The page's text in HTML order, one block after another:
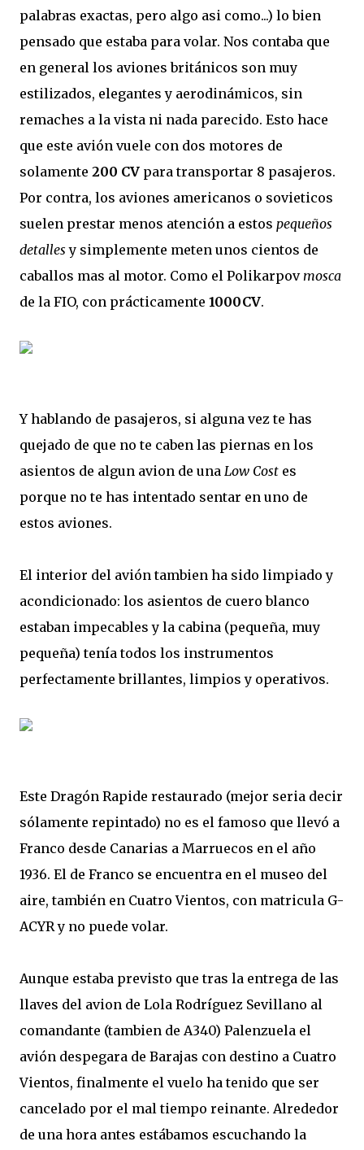
palabras exactas, pero algo asi como...) lo bien
pensado que estaba para volar. Nos contaba que
en general los aviones británicos son muy
estilizados, elegantes y aerodinámicos, sin
remaches a la vista ni nada parecido. Esto hace
que este avión vuele con dos motores de
solamente 200 CV para transportar 8 pasajeros.
Por contra, los aviones americanos o sovieticos
suelen prestar menos atención a estos pequeños
detalles y simplemente meten unos cientos de
caballos mas al motor. Como el Polikarpovmosca
de la FIO, con prácticamente 1000CV.
Y hablando de pasajeros, si alguna vez te has
quejado de que no te caben las piernas en los
asientos de algun avion de una Low Cost es
porque no te has intentado sentar en uno de
estos aviones.
El interior del avión tambien ha sido limpiado y
acondicionado: los asientos de cuero blanco
estaban impecables y la cabina (pequeña, muy
pequeña) tenía todos los instrumentos
perfectamente brillantes, limpios y operativos.
Este Dragón Rapide restaurado (mejor seria decir
sólamente repintado) no es el famoso que llevó a
Franco desde Canarias a Marruecos en el año
1936. El de Franco se encuentra en el museo del
aire, también en Cuatro Vientos, con matricula G-
ACYR y no puede volar.
Aunque estaba previsto que tras la entrega de las
llaves del avion de Lola Rodríguez Sevillano al
comandante (tambien de A340) Palenzuela el
avión despegara de Barajas con destino a Cuatro
Vientos, finalmente el vuelo ha tenido que ser
cancelado por el mal tiempo reinante. Alrededor
de una hora antes estábamos escuchando la